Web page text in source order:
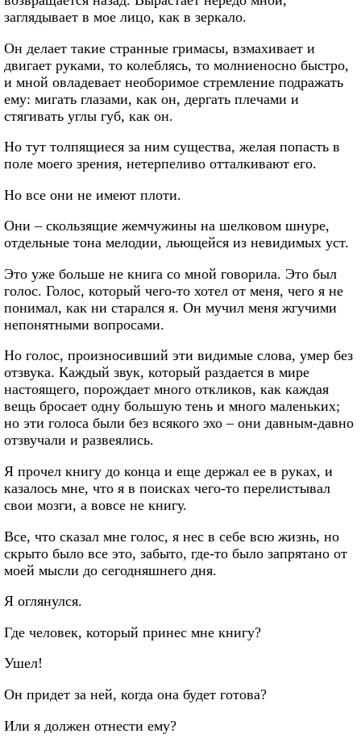
заглядывает в мое лицо, как в зеркало.
Он делает такие странные гримасы, взмахивает и
двигает руками, то колеблясь, то молниеносно быстро,
и мной овладевает необоримое стремление подражать
ему: мигать глазами, как он, дергать плечами и
стягивать углы губ, как он.
Но тут толпящиеся за ним существа, желая попасть в
поле моего зрения, нетерпеливо отталкивают его.
Но все они не имеют плоти.
Они – скользящие жемчужины на шелковом шнуре,
отдельные тона мелодии, льющейся из невидимых уст.
Это уже больше не книга со мной говорила. Это был
голос. Голос, который чего-то хотел от меня, чего я не
понимал, как ни старался я. Он мучил меня жгучими
непонятными вопросами.
Но голос, произносивший эти видимые слова, умер без
отзвука. Каждый звук, который раздается в мире
настоящего, порождает много откликов, как каждая
вещь бросает одну большую тень и много маленьких;
но эти голоса были без всякого эхо – они давным-давно
отзвучали и развеялись.
Я прочел книгу до конца и еще держал ее в руках, и
казалось мне, что я в поисках чего-то перелистывал
свои мозги, а вовсе не книгу.
Все, что сказал мне голос, я нес в себе всю жизнь, но
скрыто было все это, забыто, где-то было запрятано от
моей мысли до сегодняшнего дня.
Я оглянулся.
Где человек, который принес мне книгу?
Ушел!
Он придет за ней, когда она будет готова?
Или я должен отнести ему?